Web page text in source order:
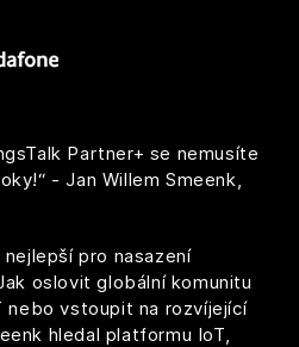
Partner+ se nemusíte
- Jan Willem Smeenk,
pro nasazení
oslovit globální komunitu
nebo vstoupit na rozvíjející
hledal platformu IoT,